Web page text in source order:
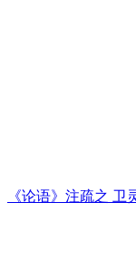
《论语》注疏之 卫